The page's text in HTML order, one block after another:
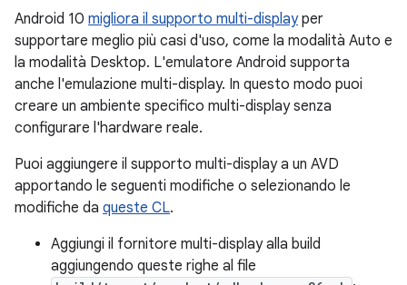
Android 10 migliora il supporto multi-displayper
supportare meglio più casi d'uso, come la modalità Auto e
la modalità Desktop. L'emulatore Android supporta
anche l'emulazione multi-display. In questo modo puoi
creare un ambiente specifico multi-display senza
configurare l'hardware reale.
Puoi aggiungere il supporto multi-display a un AVD
apportando le seguenti modifiche o selezionando le
modifiche da queste CL.
Aggiungi il fornitore multi-display alla build
aggiungendo queste righe al file